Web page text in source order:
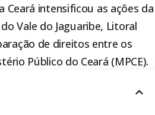
Ceará intensificou as ações da
Vale do Jaguaribe, Litoral
de direitos entre os
Público do Ceará (MPCE).